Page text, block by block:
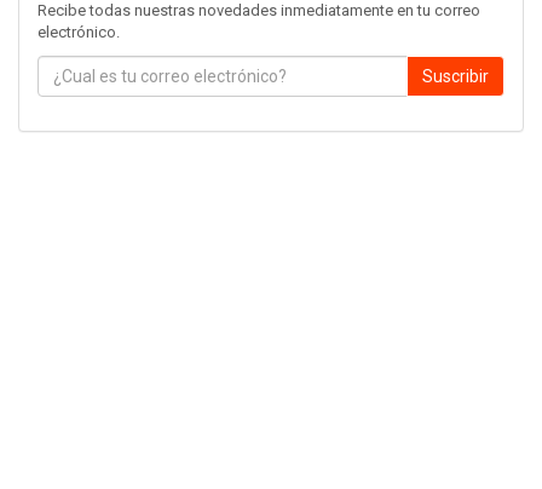
Recibe todas nuestras novedades inmediatamente en tu correo
electrónico.
Suscribir